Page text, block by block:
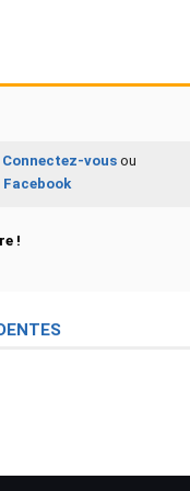
Connectez-vousou
!